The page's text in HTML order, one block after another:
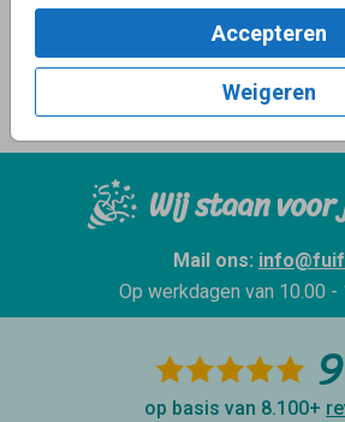
Accepteren
Weigeren
Wij staan
Mail ons:
Op werkdagen van 10.00 -
op basis van 8.100+